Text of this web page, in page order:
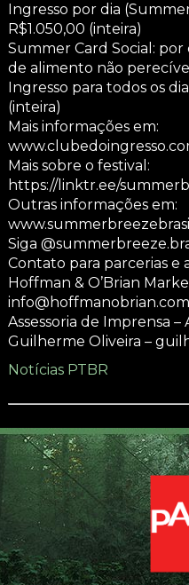
Ingresso por dia
R$1.050,00 (inteira)
Summer Card Social:
de alimento não
Ingresso para todos os
(inteira)
Mais informações em:
Mais sobre o festival:
https://linktr.ee/
Outras informações em:
Siga
Contato para parcerias e
Hoffman & O’Brian
Assessoria de Imprensa –
Guilherme Oliveira –
Notícias PTBR